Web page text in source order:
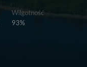
Wilgotność
93%